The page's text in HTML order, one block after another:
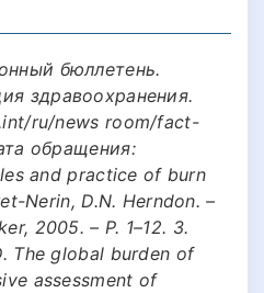
бюллетень.
здравоохранения.
ru/news room/fact-
обращения:
and practice of burn
Nerin, D.N. Herndon. –
2005. – P. 1–12. 3.
The global burden of
assessment of